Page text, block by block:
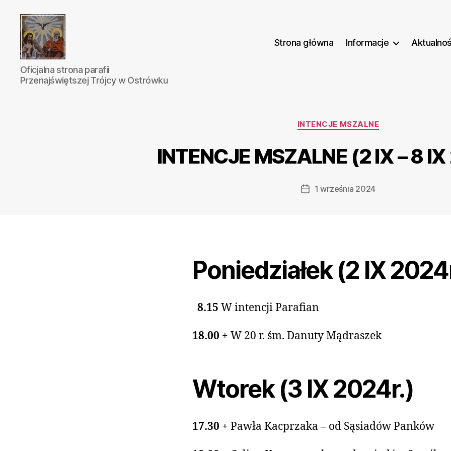
Parafia
Katolicka
Przenajświętszej
Oficjalna strona parafii
Przenajświętszej Trójcy w Ostrówku
Strona główna Informacje
Kategorie
INTENCJE MSZALNE
INTENCJE MSZALNE (2 IX – 8
Data1 września 2024
Poniedziałek (2 IX
8.15 W intencji Parafian
18.00 + W 20 r. śm. Danuty Mądraszek
Wtorek (3 IX 2024r.)
17.30 + Pawła Kacprzaka – od Sąsiadów Panków